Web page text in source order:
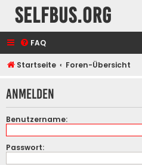
selfbus.org
FAQ
Startseite Foren-Übersicht
Anmelden
Benutzername:
Passwort: